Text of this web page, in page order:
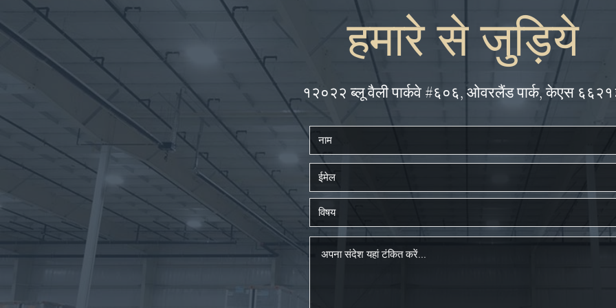
हमारे से जुड़िये
१२०२२ ब्लू वैली पार्कवे #६०६, ओवरलैंड पार्क, केएस